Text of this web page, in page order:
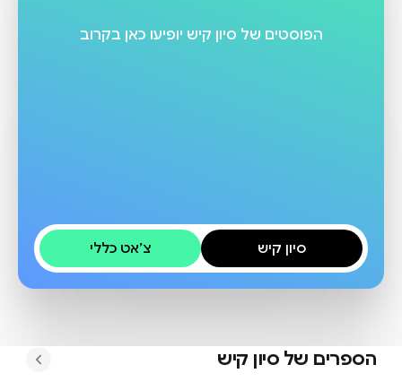
הפוסטים של סיון קיש יופיעו כאן בקרוב
סיון קיש צ׳אט כללי
הספרים של סיון קיש